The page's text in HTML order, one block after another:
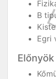
B
Egri
Előnyök